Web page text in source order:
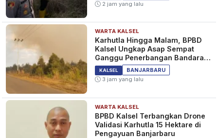
2 jam yang lalu
WARTA KALSEL
Karhutla Hingga Malam, BPBD
Kalsel Ungkap Asap Sempat
Ganggu Penerbangan Bandara
Syamsudin Noor
KALSEL
BANJARBARU
3 jam yang lalu
WARTA KALSEL
BPBD Kalsel Terbangkan Drone
Validasi Karhutla 15 Hektare di
Pengayuan Banjarbaru